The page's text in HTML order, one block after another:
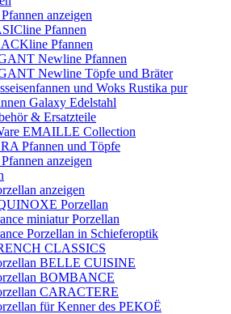
anzeigen
Pfannen
Pfannen
Newline Pfannen
Newline Töpfe und Bräter
und Woks Rustika pur
Galaxy Edelstahl
& Ersatzteile
EMAILLE Collection
Pfannen und Töpfe
anzeigen
anzeigen
Porzellan
miniatur Porzellan
Porzellan in Schieferoptik
CLASSICS
BELLE CUISINE
BOMBANCE
CARACTERE
für Kenner des PEKOË